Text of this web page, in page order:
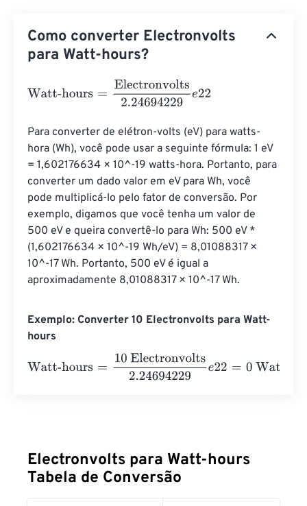
Como converter Electronvolts
para Watt-hours?
Watt-hours Electronvolts2.24694229
Para converter de elétron-volts (eV) para watts-
hora (Wh), você pode usar a seguinte fórmula: 1 eV
= 1,602176634 × 10^-19 watts-hora. Portanto, para
converter um dado valor em eV para Wh, você
pode multiplicá-lo pelo fator de conversão. Por
exemplo, digamos que você tenha um valor de
500 eV e queira convertê-lo para Wh: 500 eV *
(1,602176634 × 10^-19 Wh/eV) = 8,01088317 ×
10^-17 Wh. Portanto, 500 eV é igual a
aproximadamente 8,01088317 × 10^-17 Wh.
Exemplo: Converter 10 Electronvolts para Watt-
hours
Watt-hours
10 Electronvolts2.24694229 22=0 Watt-
Electronvolts para Watt-hours
Tabela de Conversão